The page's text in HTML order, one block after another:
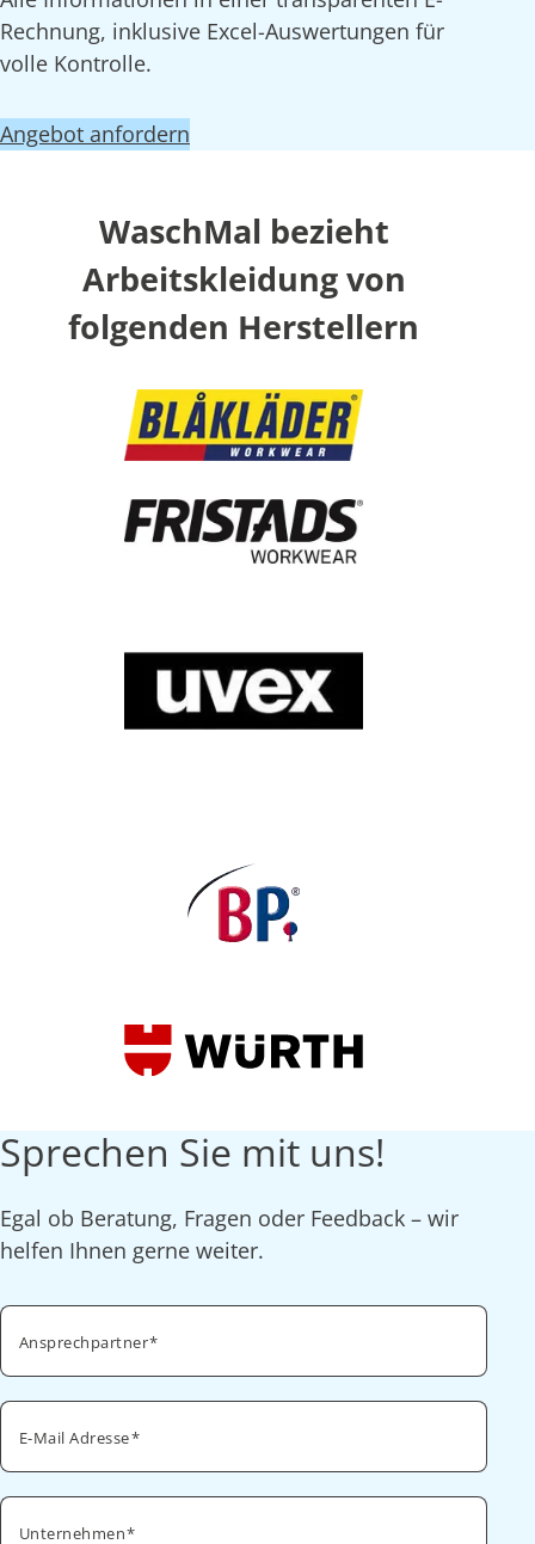
Rechnung, inklusive Excel-Auswertungen für
volle Kontrolle.
Angebot anfordern
WaschMal bezieht
Arbeitskleidung von
folgenden Herstellern
Sprechen Sie mit uns!
Egal ob Beratung, Fragen oder Feedback – wir
helfen Ihnen gerne weiter.
Ansprechpartner
E-Mail Adresse
Unternehmen